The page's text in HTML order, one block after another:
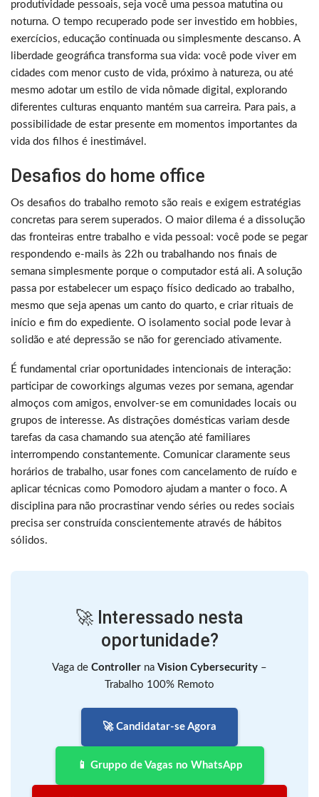
produtividade pessoais, seja você uma pessoa matutina ou
noturna. O tempo recuperado pode ser investido em hobbies,
exercícios, educação continuada ou simplesmente descanso. A
liberdade geográfica transforma sua vida: você pode viver em
cidades com menor custo de vida, próximo à natureza, ou até
mesmo adotar um estilo de vida nômade digital, explorando
diferentes culturas enquanto mantém sua carreira. Para pais, a
possibilidade de estar presente em momentos importantes da
vida dos filhos é inestimável.
Desafios do home office
Os desafios do trabalho remoto são reais e exigem estratégias
concretas para serem superados. O maior dilema é a dissolução
das fronteiras entre trabalho e vida pessoal: você pode se pegar
respondendo e-mails às 22h ou trabalhando nos finais de
semana simplesmente porque o computador está ali. A solução
passa por estabelecer um espaço físico dedicado ao trabalho,
mesmo que seja apenas um canto do quarto, e criar rituais de
início e fim do expediente. O isolamento social pode levar à
solidão e até depressão se não for gerenciado ativamente.
É fundamental criar oportunidades intencionais de interação:
participar de coworkings algumas vezes por semana, agendar
almoços com amigos, envolver-se em comunidades locais ou
grupos de interesse. As distrações domésticas variam desde
tarefas da casa chamando sua atenção até familiares
interrompendo constantemente. Comunicar claramente seus
horários de trabalho, usar fones com cancelamento de ruído e
aplicar técnicas como Pomodoro ajudam a manter o foco. A
disciplina para não procrastinar vendo séries ou redes sociais
precisa ser construída conscientemente através de hábitos
sólidos.
🚀 Interessado nesta
oportunidade?
Vaga de Controller na Vision Cybersecurity –
Trabalho 100% Remoto
🚀 Candidatar-se Agora
📱 Gruppo de Vagas no WhatsApp